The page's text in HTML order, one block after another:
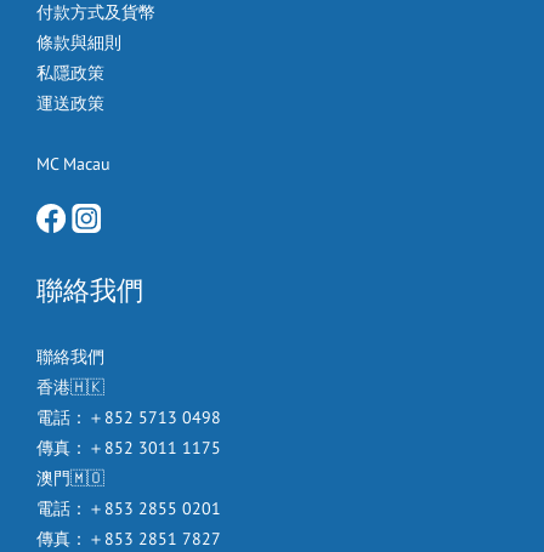
付款方式及貨幣
條款與細則
私隱政策
運送政策
MC Macau
聯絡我們
聯絡我們
香港🇭🇰
電話：＋852 5713 0498
傳真：＋852 3011 1175
澳門🇲🇴
電話：＋853 2855 0201
傳真：＋853 2851 7827